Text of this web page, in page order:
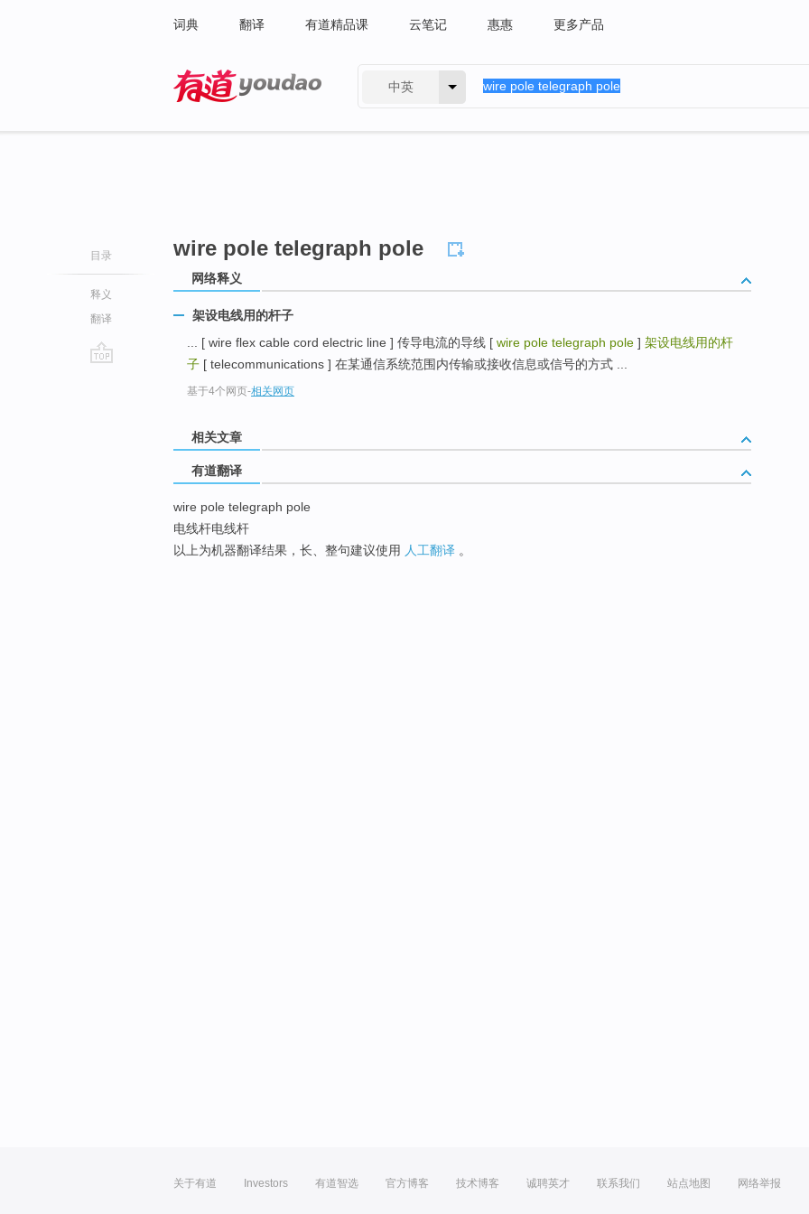
词典 翻译 有道精品课 云笔记 惠惠 更多产品
中英
目录
释义
翻译
wire pole telegraph pole
网络释义
架设电线用的杆子
... [ wire flex cable cord electric line ] 传导电流的导线 [ wire pole telegraph pole ] 架设电线用的杆
子 [ telecommunications ] 在某通信系统范围内传输或接收信息或信号的方式 ...
基于4个网页-相关网页
相关文章
有道翻译
wire pole telegraph pole
电线杆电线杆
以上为机器翻译结果，长、整句建议使用 人工翻译 。
关于有道 Investors 有道智选 官方博客 技术博客 诚聘英才 联系我们 站点地图 网络举报